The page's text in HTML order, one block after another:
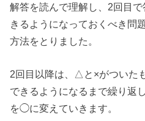
解答を読んで理解し、2回目
きるようになっておくべき問
方法をとりました。
2回目以降は、△と×がついた
できるようになるまで繰り返
を◯に変えていきます。